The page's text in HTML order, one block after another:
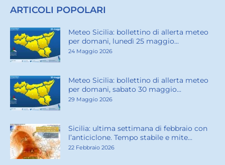
ARTICOLI POPOLARI
Meteo Sicilia: bollettino di allerta meteo
per domani, lunedì 25 maggio...
24 Maggio 2026
Meteo Sicilia: bollettino di allerta meteo
per domani, sabato 30 maggio...
29 Maggio 2026
Sicilia: ultima settimana di febbraio con
l’anticiclone. Tempo stabile e mite...
22 Febbraio 2026